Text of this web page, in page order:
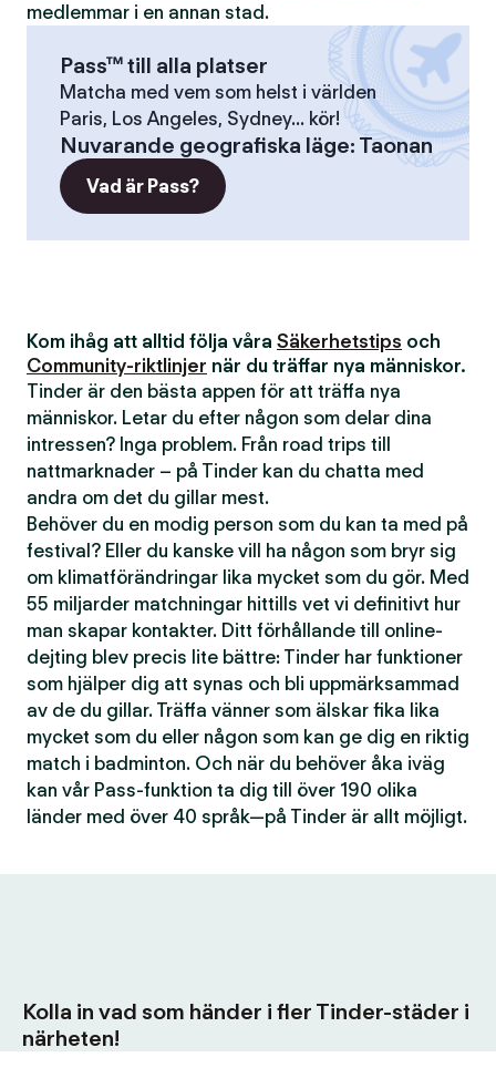
medlemmar i en annan stad.
Pass™ till alla platser
Matcha med vem som helst i världen
Paris, Los Angeles, Sydney... kör!
Nuvarande geografiska läge: Taonan
Vad är Pass?
Kom ihåg att alltid följa våra Säkerhetstips och
Community-riktlinjer när du träffar nya människor.
Tinder är den bästa appen för att träffa nya
människor. Letar du efter någon som delar dina
intressen? Inga problem. Från road trips till
nattmarknader – på Tinder kan du chatta med
andra om det du gillar mest.
Behöver du en modig person som du kan ta med på
festival? Eller du kanske vill ha någon som bryr sig
om klimatförändringar lika mycket som du gör. Med
55 miljarder matchningar hittills vet vi definitivt hur
man skapar kontakter. Ditt förhållande till online-
dejting blev precis lite bättre: Tinder har funktioner
som hjälper dig att synas och bli uppmärksammad
av de du gillar. Träffa vänner som älskar fika lika
mycket som du eller någon som kan ge dig en riktig
match i badminton. Och när du behöver åka iväg
kan vår Pass-funktion ta dig till över 190 olika
länder med över 40 språk—på Tinder är allt möjligt.
Kolla in vad som händer i fler Tinder-städer i
närheten!